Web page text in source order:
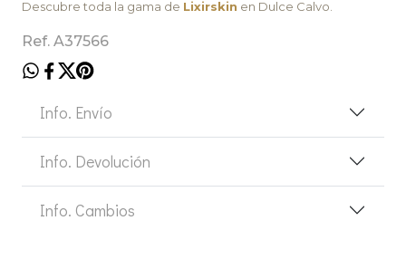
Descubre toda la gama de Lixirskin en Dulce Calvo.
Ref. A37566
Info. Envío
Info. Devolución
Info. Cambios